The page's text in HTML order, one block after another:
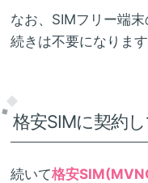
なお、SIMフリー端
続きは不要になります
格安SIMに契約
続いて格安